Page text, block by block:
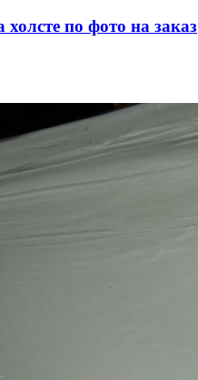
по фото на заказ